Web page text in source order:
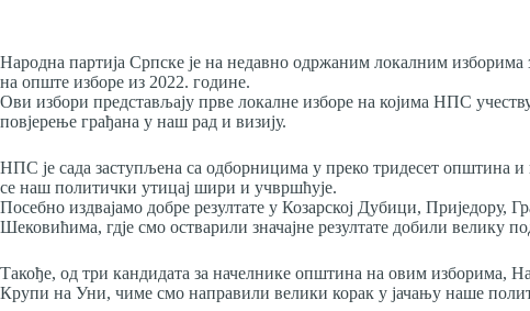
Народна партија Српске је на недавно одржаним локалним
на опште изборе из 2022. године.
Ови избори представљају прве локалне изборе на којима НПС
повјерење грађана у наш рад и визију.
НПС је сада заступљена са одборницима у преко тридесет општина
се наш политички утицај шири и учвршћује.
Посебно издвајамо добре резултате у Козарској Дубици,
Шековићима, гдје смо остварили значајне резултате добили велику
Такође, од три кандидата за начелнике општина на овим изборима,
Крупи на Уни, чиме смо направили велики корак у јачању наше